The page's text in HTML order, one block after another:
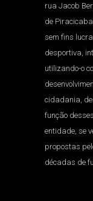
rua Jacob
de
sem fins
desportiva,
utilizando-o
cidadania,
função
entidade, se
propostas
décadas de